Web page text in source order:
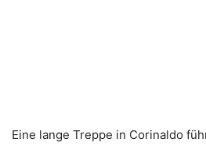
Eine lange Treppe in Corinaldo